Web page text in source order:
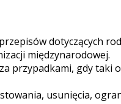
dotyczących
międzynarodowej.
przypadkami, gdy
usunięcia,